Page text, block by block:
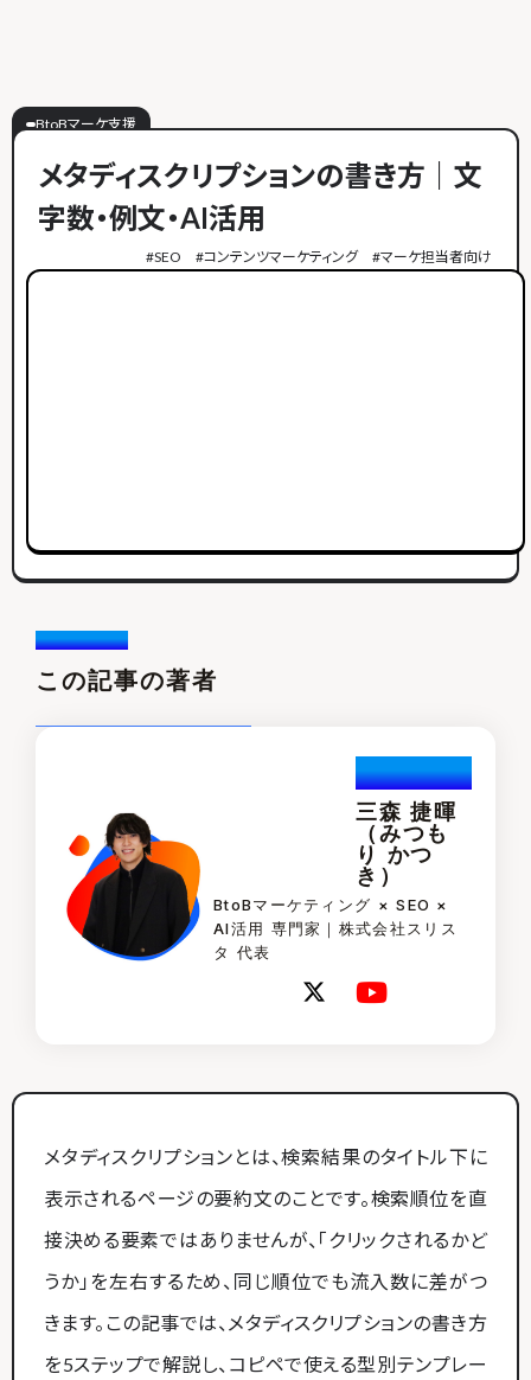
BtoBマーケ支援
メタディスクリプションの書き方｜文
字数・例文・AI活用
#SEO #コンテンツマーケティング #マーケ担当者向け
Writer /
この記事の著者
Katuski.Mi
tsumori
三森 捷暉
（みつも
り かつ
き）
BtoBマーケティング × SEO ×
AI活用 専門家｜株式会社スリス
タ 代表
メタディスクリプションとは、検索結果のタイトル下に
表示されるページの要約文のことです。検索順位を直
接決める要素ではありませんが、「クリックされるかど
うか」を左右するため、同じ順位でも流入数に差がつ
きます。この記事では、メタディスクリプションの書き方
を5ステップで解説し、コピペで使える型別テンプレー